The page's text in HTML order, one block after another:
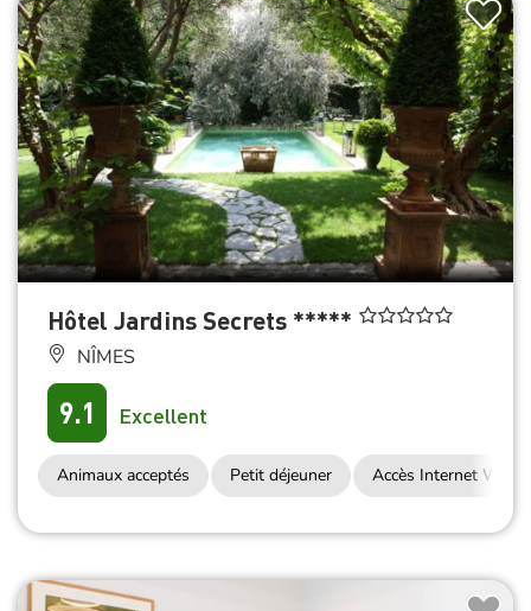
Hôtel Jardins Secrets *****
NÎMES
9.1 Excellent
Animaux acceptés Petit déjeuner Accès Internet Wifi